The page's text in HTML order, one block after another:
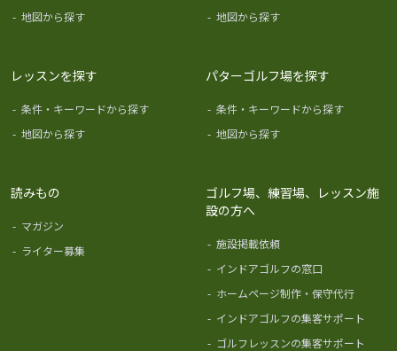
- 地図から探す
- 地図から探す
レッスンを探す
- 条件・キーワードから探す
- 地図から探す
パターゴルフ場を探す
- 条件・キーワードから探す
- 地図から探す
読みもの
- マガジン
- ライター募集
ゴルフ場、練習場、レッスン施
設の方へ
- 施設掲載依頼
- インドアゴルフの窓口
- ホームページ制作・保守代行
- インドアゴルフの集客サポート
- ゴルフレッスンの集客サポート